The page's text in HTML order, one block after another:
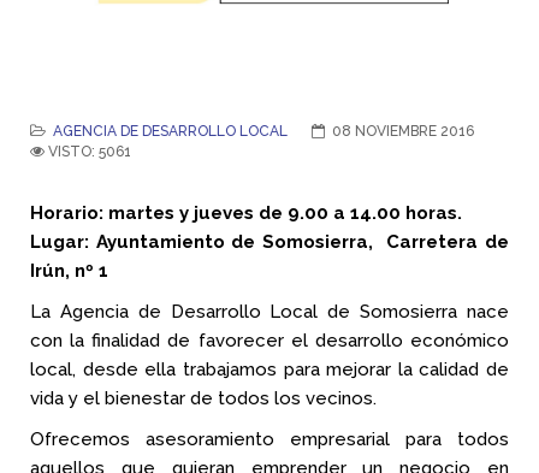
AGENCIA DE DESARROLLO LOCAL
08 NOVIEMBRE 2016
VISTO: 5061
Horario: martes y jueves de 9.00 a 14.00 horas.
Lugar: Ayuntamiento de Somosierra, Carretera de
Irún, nº 1
La Agencia de Desarrollo Local de Somosierra nace
con la finalidad de favorecer el desarrollo económico
local, desde ella trabajamos para mejorar la calidad de
vida y el bienestar de todos los vecinos.
Ofrecemos asesoramiento empresarial para todos
aquellos que quieran emprender un negocio en